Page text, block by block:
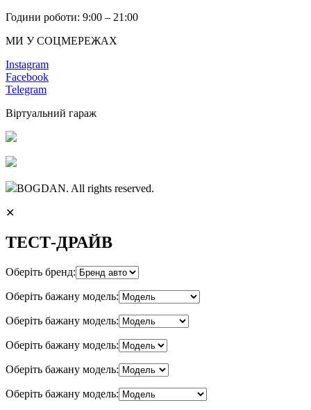
Години роботи: 9:00 – 21:00
МИ У СОЦМЕРЕЖАХ
Instagram
Facebook
Telegram
Віртуальний гараж
BOGDAN. All rights reserved.
✕
ТЕСТ-ДРАЙВ
Оберіть бренд:
Оберіть бажану модель:
Оберіть бажану модель:
Оберіть бажану модель:
Оберіть бажану модель:
Оберіть бажану модель: